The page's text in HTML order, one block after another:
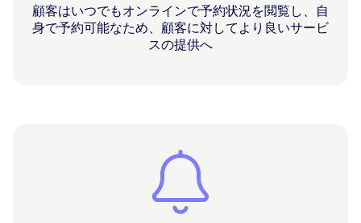
顧客はいつでもオンラインで予約状況を閲覧し、自
身で予約可能なため、顧客に対してより良いサービ
スの提供へ